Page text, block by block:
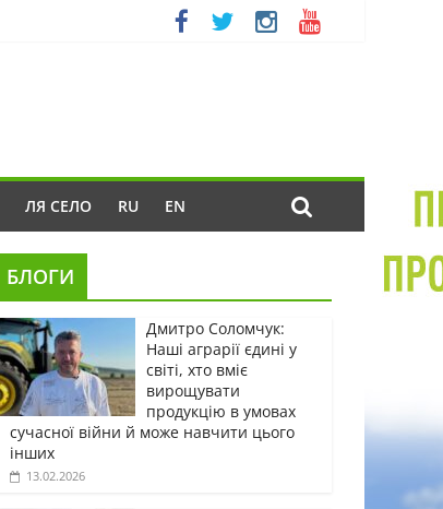
ЛЯ СЕЛО RU EN
БЛОГИ
Дмитро Соломчук:
Наші аграрії єдині у
світі, хто вміє
вирощувати
продукцію в умовах
сучасної війни й може навчити цього
інших
13.02.2026